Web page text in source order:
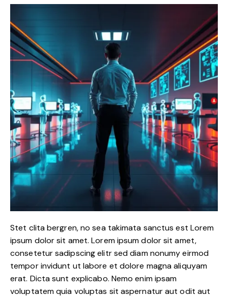
Stet clita bergren, no sea takimata sanctus est Lorem
ipsum dolor sit amet. Lorem ipsum dolor sit amet,
consetetur sadipscing elitr sed diam nonumy eirmod
tempor invidunt ut labore et dolore magna aliquyam
erat. Dicta sunt explicabo. Nemo enim ipsam
voluptatem quia voluptas sit aspernatur aut odit aut